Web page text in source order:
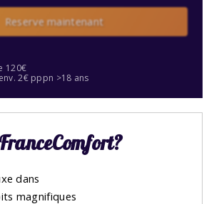
Reserve maintenant
120€
2€ pppn >18 ans
dans
magnifiques